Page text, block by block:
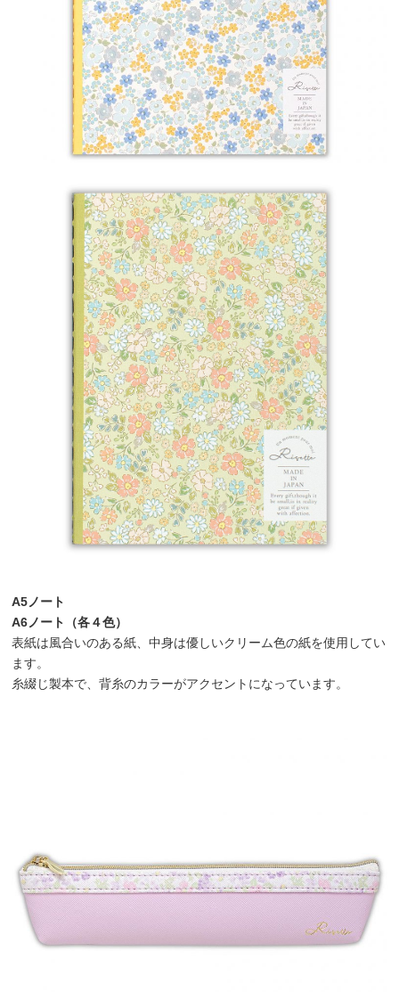
A5ノート
A6ノート（各４色）
表紙は風合いのある紙、中身は優しいクリーム色の紙を使用してい
ます。
糸綴じ製本で、背糸のカラーがアクセントになっています。